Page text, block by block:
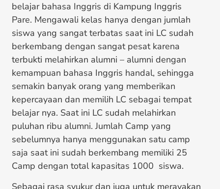
belajar bahasa Inggris di Kampung Inggris
Pare. Mengawali kelas hanya dengan jumlah
siswa yang sangat terbatas saat ini LC sudah
berkembang dengan sangat pesat karena
terbukti melahirkan alumni – alumni dengan
kemampuan bahasa Inggris handal, sehingga
semakin banyak orang yang memberikan
kepercayaan dan memilih LC sebagai tempat
belajar nya. Saat ini LC sudah melahirkan
puluhan ribu alumni. Jumlah Camp yang
sebelumnya hanya menggunakan satu camp
saja saat ini sudah berkembang memiliki 25
Camp dengan total kapasitas 1000 siswa.
Sebagai rasa syukur dan juga untuk merayakan